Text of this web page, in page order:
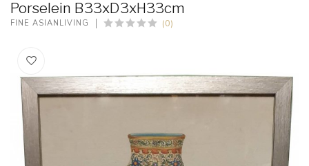
Porselein B33xD3xH33cm
FINE ASIANLIVING (0)